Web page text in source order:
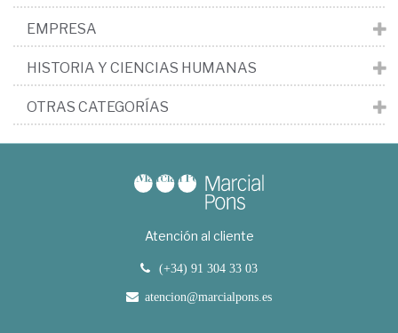
EMPRESA
HISTORIA Y CIENCIAS HUMANAS
OTRAS CATEGORÍAS
Atención al cliente
(+34) 91 304 33 03
atencion@marcialpons.es